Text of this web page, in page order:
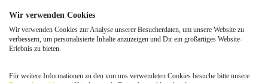
Laserpointer & Elektrospielzeug
Katzentunnel
Clicker & Target Sticks für Katzen
Weiteres Katzenspielzeug
Tragetaschen
Wir verwenden Cookies
Wir verwenden Cookies zur Analyse unserer Besucherdaten, um unsere Website zu
verbessern, um personalisierte Inhalte anzuzeigen und Dir ein großartiges Website-
Erlebnis zu bieten.
Für weitere Informationen zu den von uns verwendeten Cookies besuche bitte unsere